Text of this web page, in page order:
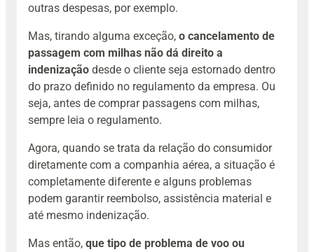
outras despesas, por exemplo.
Mas, tirando alguma exceção, o cancelamento de
passagem com milhas não dá direito a
indenização desde o cliente seja estornado dentro
do prazo definido no regulamento da empresa. Ou
seja, antes de comprar passagens com milhas,
sempre leia o regulamento.
Agora, quando se trata da relação do consumidor
diretamente com a companhia aérea, a situação é
completamente diferente e alguns problemas
podem garantir reembolso, assistência material e
até mesmo indenização.
Mas então, que tipo de problema de voo ou